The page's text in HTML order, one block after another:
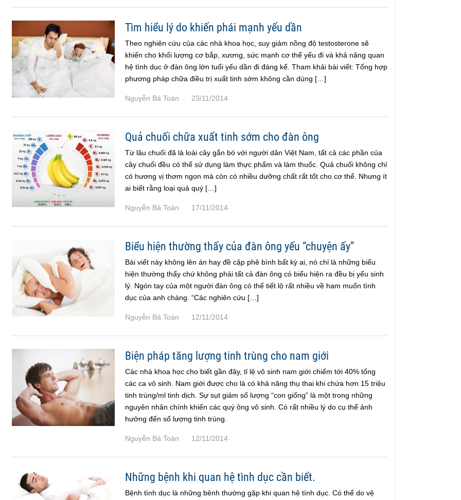
Tìm hiểu lý do khiến phái mạnh yếu dần
Theo nghiên cứu của các nhà khoa học, suy giảm nồng độ testosterone sẽ
khiến cho khối lượng cơ bắp, xương, sức mạnh cơ thể yếu đi và khả năng quan
hệ tình dục ở đàn ông lớn tuổi yếu dần đi đáng kể. Tham khải bài viết: Tổng hợp
phương pháp chữa điều trị xuất tinh sớm không cần dùng […]
Nguyễn Bá Toàn · 23/11/2014·
Quả chuối chữa xuất tinh sớm cho đàn ông
Từ lâu chuối đã là loài cây gắn bó với người dân Việt Nam, tất cả các phần của
cây chuối đều có thể sử dụng làm thực phẩm và làm thuốc. Quả chuối không chỉ
có hương vị thơm ngon mà còn có nhiều dưỡng chất rất tốt cho cơ thể. Nhưng ít
ai biết rằng loại quả quý […]
Nguyễn Bá Toàn · 17/11/2014·
Biểu hiện thường thấy của đàn ông yếu “chuyện ấy”
Bài viết này không lên án hay đề cập phê bình bất kỳ ai, nó chỉ là những biểu
hiện thường thấy chứ không phải tất cả đàn ông có biểu hiện ra đều bị yếu sinh
lý. Ngón tay của một người đàn ông có thể tiết lộ rất nhiều về ham muốn tình
dục của anh chàng. “Các nghiên cứu […]
Nguyễn Bá Toàn · 12/11/2014·
Biện pháp tăng lượng tinh trùng cho nam giới
Các nhà khoa học cho biết gần đây, tỉ lệ vô sinh nam giới chiếm tới 40% tổng
các ca vô sinh. Nam giới được cho là có khả năng thụ thai khi chứa hơn 15 triệu
tinh trùng/ml tinh dịch. Sự sụt giảm số lượng “con giống” là một trong những
nguyên nhân chính khiến các quý ông vô sinh. Có rất nhiều lý do cụ thể ảnh
hưởng đến số lượng tinh trùng.
Nguyễn Bá Toàn · 12/11/2014·
Những bệnh khi quan hệ tình dục cần biết.
Bệnh tình dục là những bênh thường gặp khi quan hệ tình dục. Có thể do vệ